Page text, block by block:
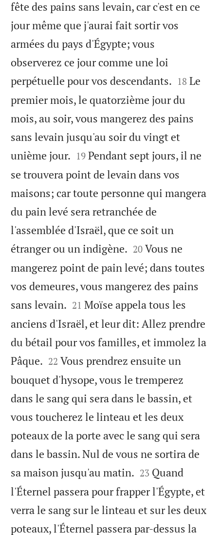
fête des pains sans levain, car c'est en ce
jour même que j'aurai fait sortir vos
armées du pays d'Égypte; vous
observerez ce jour comme une loi
perpétuelle pour vos descendants. 

18 Le
premier mois, le quatorzième jour du
mois, au soir, vous mangerez des pains
sans levain jusqu'au soir du vingt et
unième jour. 

19 Pendant sept jours, il ne
se trouvera point de levain dans vos
maisons; car toute personne qui mangera
du pain levé sera retranchée de
l'assemblée d'Israël, que ce soit un
étranger ou un indigène. 

20 Vous ne
mangerez point de pain levé; dans toutes
vos demeures, vous mangerez des pains
sans levain. 

21 Moïse appela tous les
anciens d'Israël, et leur dit: Allez prendre
du bétail pour vos familles, et immolez la
Pâque. 

22 Vous prendrez ensuite un
bouquet d'hysope, vous le tremperez
dans le sang qui sera dans le bassin, et
vous toucherez le linteau et les deux
poteaux de la porte avec le sang qui sera
dans le bassin. Nul de vous ne sortira de
sa maison jusqu'au matin. 

23 Quand
l'Éternel passera pour frapper l'Égypte, et
verra le sang sur le linteau et sur les deux
poteaux, l'Éternel passera par-dessus la